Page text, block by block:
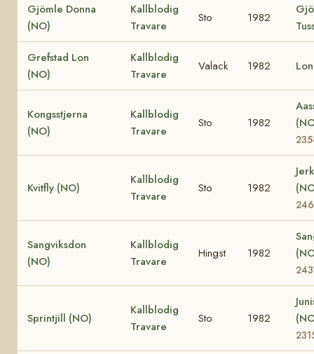
Gjömle Donna
(NO)
Kallblodig
Travare
Sto 1982
Grefstad Lon
(NO)
Kallblodig
Travare
Valack 1982
Kongsstjerna
(NO)
Kallblodig
Travare
Sto 1982
Kvitfly (NO)
Kallblodig
Travare
Sto 1982
Sangviksdon
(NO)
Kallblodig
Travare
Hingst 1982
Sprintjill (NO)
Kallblodig
Travare
Sto 1982